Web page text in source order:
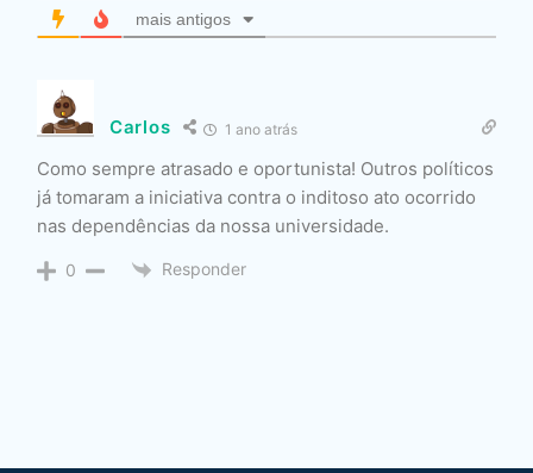
mais antigos
Carlos 1 ano atrás
Como sempre atrasado e oportunista! Outros políticos
já tomaram a iniciativa contra o inditoso ato ocorrido
nas dependências da nossa universidade.
0 Responder